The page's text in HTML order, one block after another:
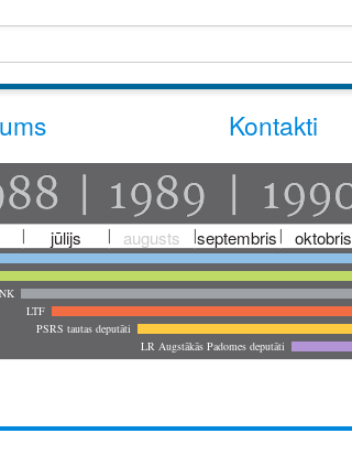
Kontakti
jūlijs augusts septembris oktobris
LTF
PSRS tautas deputāti
LR Augstākās Padomes deputāti